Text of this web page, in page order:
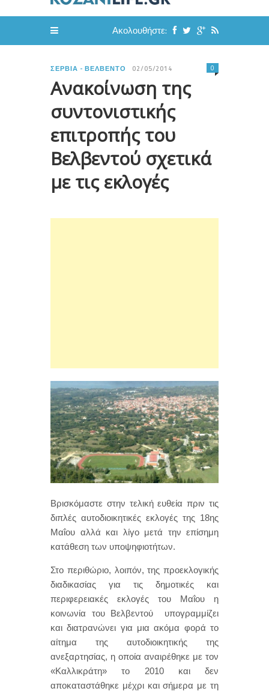
Ακολουθήστε:
ΣΈΡΒΙΑ - ΒΕΛΒΕΝΤΌ 02/05/2014
Ανακοίνωση της
συντονιστικής
επιτροπής του
Βελβεντού σχετικά
με τις εκλογές
0
Βρισκόμαστε στην τελική ευθεία πριν τις
διπλές αυτοδιοικητικές εκλογές της 18ης
Μαΐου αλλά και λίγο μετά την επίσημη
κατάθεση των υποψηφιοτήτων.
Στο περιθώριο, λοιπόν, της προεκλογικής
διαδικασίας για τις δημοτικές και
περιφερειακές εκλογές του Μαΐου η
κοινωνία του Βελβεντού υπογραμμίζει
και διατρανώνει για μια ακόμα φορά το
αίτημα της αυτοδιοικητικής της
ανεξαρτησίας, η οποία αναιρέθηκε με τον
«Καλλικράτη» το 2010 και δεν
αποκαταστάθηκε μέχρι και σήμερα με τη